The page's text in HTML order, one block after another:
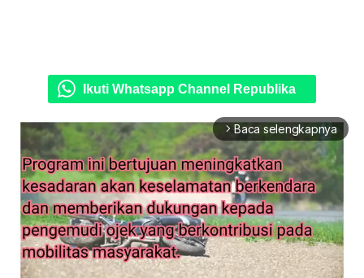
Ikuti Whatsapp Channel Republika
arrow_forward_ios Baca selengkapnya